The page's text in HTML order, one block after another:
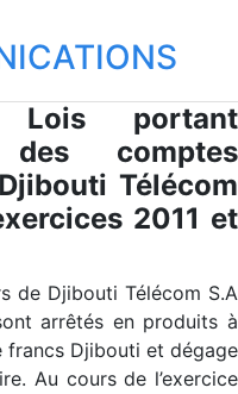
portant
des comptes
Télécom
2011 et
de Djibouti Télécom S.A
arrêtés en produits à
francs Djibouti et dégage
Au cours de l’exercice